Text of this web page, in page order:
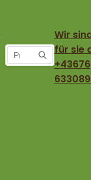
Wir
für sie
+43676